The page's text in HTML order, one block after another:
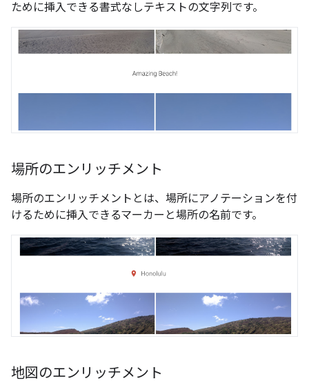
ために挿入できる書式なしテキストの文字列です。
場所のエンリッチメント
場所のエンリッチメントとは、場所にアノテーションを付
けるために挿入できるマーカーと場所の名前です。
地図のエンリッチメント